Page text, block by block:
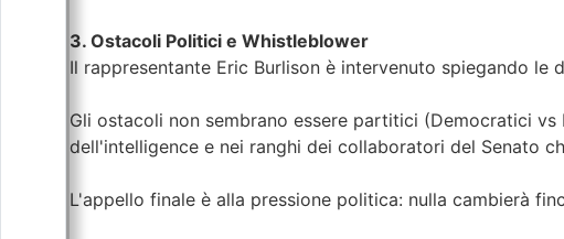
3. Ostacoli Politici e Whistleblower
Il rappresentante Eric Burlison è intervenuto spiegando
Gli ostacoli non sembrano essere partitici (Democratici
dell'intelligence e nei ranghi dei collaboratori del Senato
L'appello finale è alla pressione politica: nulla cambierà